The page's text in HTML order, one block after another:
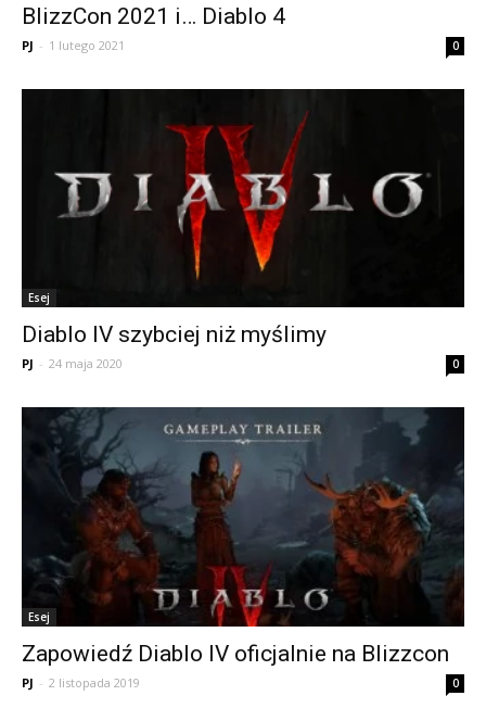
BlizzCon 2021 i… Diablo 4
PJ - 1 lutego 2021 0
Esej
Diablo IV szybciej niż myślimy
PJ - 24 maja 2020 0
Esej
Zapowiedź Diablo IV oficjalnie na Blizzcon
PJ - 2 listopada 2019 0